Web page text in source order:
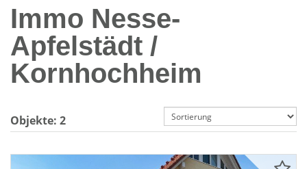
Immo Nesse-
Apfelstädt /
Kornhochheim
Objekte: 2